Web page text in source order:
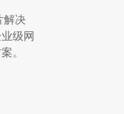
解决
级网
。